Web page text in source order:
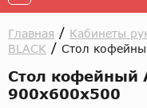
Главная / Кабинеты
BLACK / Стол
Стол кофейный
900х600х500